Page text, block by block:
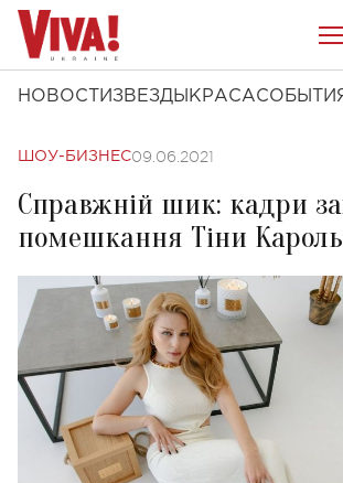
НОВОСТИ ЗВЕЗДЫ КРАСА
ШОУ-БИЗНЕС09.06.2021
Справжній шик: кадри
помешкання Тіни Кароль